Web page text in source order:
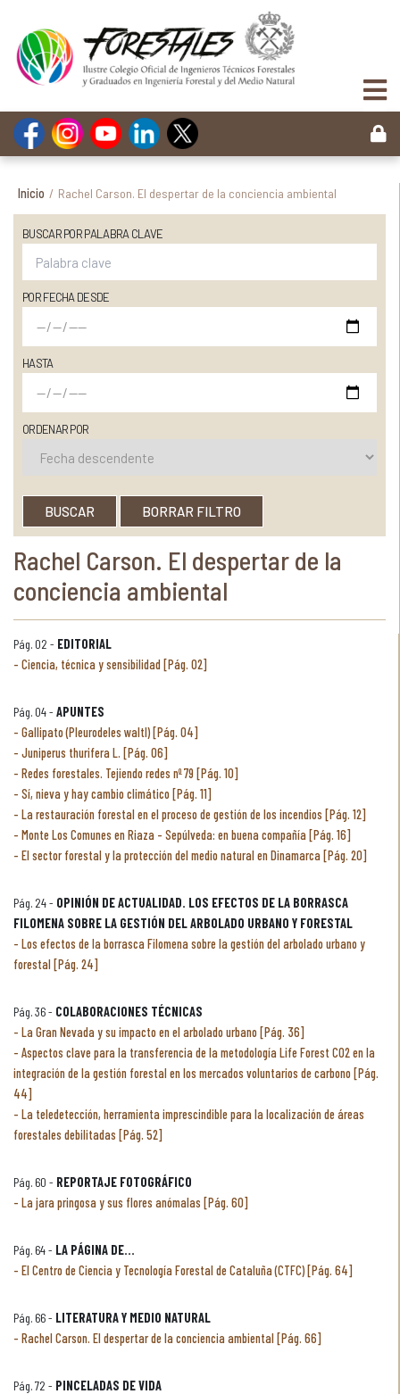
Inicio / Rachel Carson. El despertar de la conciencia ambiental
BUSCAR POR PALABRA CLAVE
POR FECHA DESDE
HASTA
ORDENAR POR
BUSCAR BORRAR FILTRO
Rachel Carson. El despertar de la
conciencia ambiental
Pág. 02 - EDITORIAL
Ciencia, técnica y sensibilidad [Pág. 02]
Pág. 04 - APUNTES
Gallipato (Pleurodeles waltl) [Pág. 04]
Juniperus thurifera L. [Pág. 06]
Redes forestales. Tejiendo redes nº 79 [Pág. 10]
Sí, nieva y hay cambio climático [Pág. 11]
La restauración forestal en el proceso de gestión de los incendios [Pág. 12]
Monte Los Comunes en Riaza - Sepúlveda: en buena compañía [Pág. 16]
El sector forestal y la protección del medio natural en Dinamarca [Pág. 20]
Pág. 24 - OPINIÓN DE ACTUALIDAD. LOS EFECTOS DE LA BORRASCA
FILOMENA SOBRE LA GESTIÓN DEL ARBOLADO URBANO Y FORESTAL
Los efectos de la borrasca Filomena sobre la gestión del arbolado urbano y
forestal [Pág. 24]
Pág. 36 - COLABORACIONES TÉCNICAS
La Gran Nevada y su impacto en el arbolado urbano [Pág. 36]
Aspectos clave para la transferencia de la metodología Life Forest CO2 en la
integración de la gestión forestal en los mercados voluntarios de carbono [Pág.
44]
La teledetección, herramienta imprescindible para la localización de áreas
forestales debilitadas [Pág. 52]
Pág. 60 - REPORTAJE FOTOGRÁFICO
La jara pringosa y sus flores anómalas [Pág. 60]
Pág. 64 - LA PÁGINA DE...
El Centro de Ciencia y Tecnología Forestal de Cataluña (CTFC) [Pág. 64]
Pág. 66 - LITERATURA Y MEDIO NATURAL
Rachel Carson. El despertar de la conciencia ambiental [Pág. 66]
Pág. 72 - PINCELADAS DE VIDA